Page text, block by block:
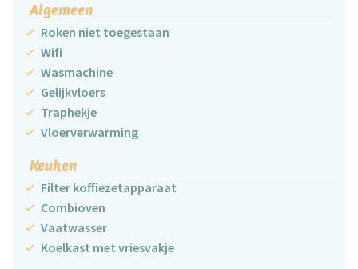
Algemeen
Roken niet toegestaan
Wifi
Wasmachine
Gelijkvloers
Traphekje
Vloerverwarming
Keuken
Filter koffiezetapparaat
Combioven
Vaatwasser
Koelkast met vriesvakje